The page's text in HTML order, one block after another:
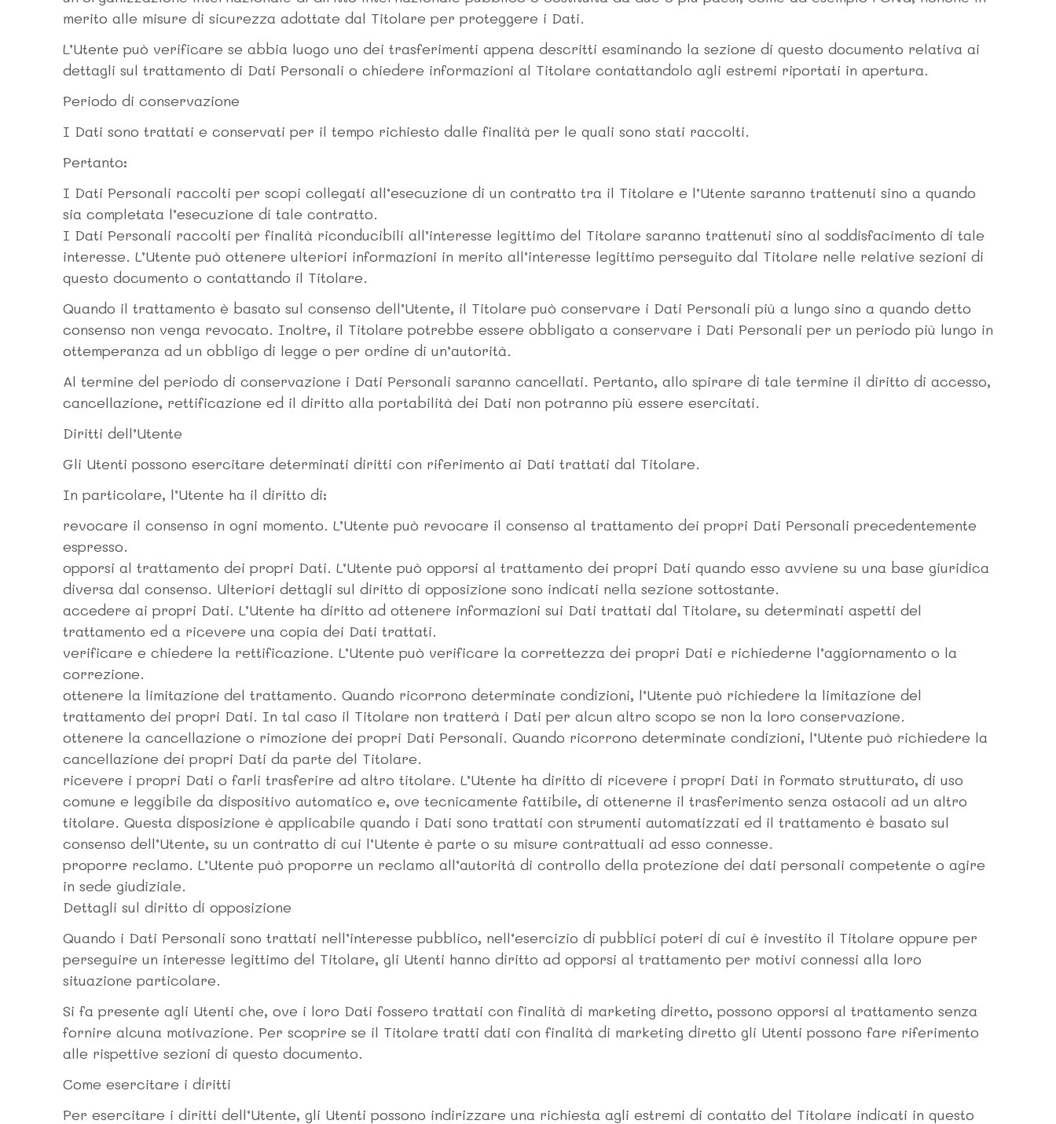
merito alle misure di sicurezza adottate dal Titolare per proteggere i Dati.
L’Utente può verificare se abbia luogo uno dei trasferimenti appena descritti esaminando la sezione di questo documento relativa ai
dettagli sul trattamento di Dati Personali o chiedere informazioni al Titolare contattandolo agli estremi riportati in apertura.
Periodo di conservazione
I Dati sono trattati e conservati per il tempo richiesto dalle finalità per le quali sono stati raccolti.
Pertanto:
I Dati Personali raccolti per scopi collegati all’esecuzione di un contratto tra il Titolare e l’Utente saranno trattenuti sino a quando
sia completata l’esecuzione di tale contratto.
I Dati Personali raccolti per finalità riconducibili all’interesse legittimo del Titolare saranno trattenuti sino al soddisfacimento di tale
interesse. L’Utente può ottenere ulteriori informazioni in merito all’interesse legittimo perseguito dal Titolare nelle relative sezioni di
questo documento o contattando il Titolare.
Quando il trattamento è basato sul consenso dell’Utente, il Titolare può conservare i Dati Personali più a lungo sino a quando detto
consenso non venga revocato. Inoltre, il Titolare potrebbe essere obbligato a conservare i Dati Personali per un periodo più lungo in
ottemperanza ad un obbligo di legge o per ordine di un’autorità.
Al termine del periodo di conservazione i Dati Personali saranno cancellati. Pertanto, allo spirare di tale termine il diritto di accesso,
cancellazione, rettificazione ed il diritto alla portabilità dei Dati non potranno più essere esercitati.
Diritti dell’Utente
Gli Utenti possono esercitare determinati diritti con riferimento ai Dati trattati dal Titolare.
In particolare, l’Utente ha il diritto di:
revocare il consenso in ogni momento. L’Utente può revocare il consenso al trattamento dei propri Dati Personali precedentemente
espresso.
opporsi al trattamento dei propri Dati. L’Utente può opporsi al trattamento dei propri Dati quando esso avviene su una base giuridica
diversa dal consenso. Ulteriori dettagli sul diritto di opposizione sono indicati nella sezione sottostante.
accedere ai propri Dati. L’Utente ha diritto ad ottenere informazioni sui Dati trattati dal Titolare, su determinati aspetti del
trattamento ed a ricevere una copia dei Dati trattati.
verificare e chiedere la rettificazione. L’Utente può verificare la correttezza dei propri Dati e richiederne l’aggiornamento o la
correzione.
ottenere la limitazione del trattamento. Quando ricorrono determinate condizioni, l’Utente può richiedere la limitazione del
trattamento dei propri Dati. In tal caso il Titolare non tratterà i Dati per alcun altro scopo se non la loro conservazione.
ottenere la cancellazione o rimozione dei propri Dati Personali. Quando ricorrono determinate condizioni, l’Utente può richiedere la
cancellazione dei propri Dati da parte del Titolare.
ricevere i propri Dati o farli trasferire ad altro titolare. L’Utente ha diritto di ricevere i propri Dati in formato strutturato, di uso
comune e leggibile da dispositivo automatico e, ove tecnicamente fattibile, di ottenerne il trasferimento senza ostacoli ad un altro
titolare. Questa disposizione è applicabile quando i Dati sono trattati con strumenti automatizzati ed il trattamento è basato sul
consenso dell’Utente, su un contratto di cui l’Utente è parte o su misure contrattuali ad esso connesse.
proporre reclamo. L’Utente può proporre un reclamo all’autorità di controllo della protezione dei dati personali competente o agire
in sede giudiziale.
Dettagli sul diritto di opposizione
Quando i Dati Personali sono trattati nell’interesse pubblico, nell’esercizio di pubblici poteri di cui è investito il Titolare oppure per
perseguire un interesse legittimo del Titolare, gli Utenti hanno diritto ad opporsi al trattamento per motivi connessi alla loro
situazione particolare.
Si fa presente agli Utenti che, ove i loro Dati fossero trattati con finalità di marketing diretto, possono opporsi al trattamento senza
fornire alcuna motivazione. Per scoprire se il Titolare tratti dati con finalità di marketing diretto gli Utenti possono fare riferimento
alle rispettive sezioni di questo documento.
Come esercitare i diritti
Per esercitare i diritti dell’Utente, gli Utenti possono indirizzare una richiesta agli estremi di contatto del Titolare indicati in questo